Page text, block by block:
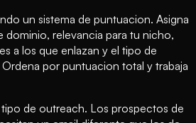
un sistema de puntuacion. Asigna
dominio, relevancia para tu nicho,
a los que enlazan y el tipo de
por puntuacion total y trabaja
de outreach. Los prospectos de